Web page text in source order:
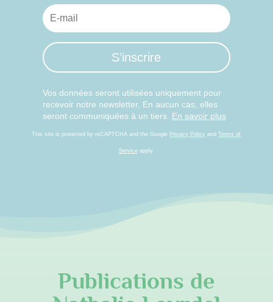
S’inscrire
Vos données seront utilisées uniquement pour
recevoir notre newsletter. En aucun cas, elles
seront communiquées à un tiers. En savoir plus
This site is protected by reCAPTCHA and the Google Privacy Policy andTerms of
Serviceapply.
Publications de